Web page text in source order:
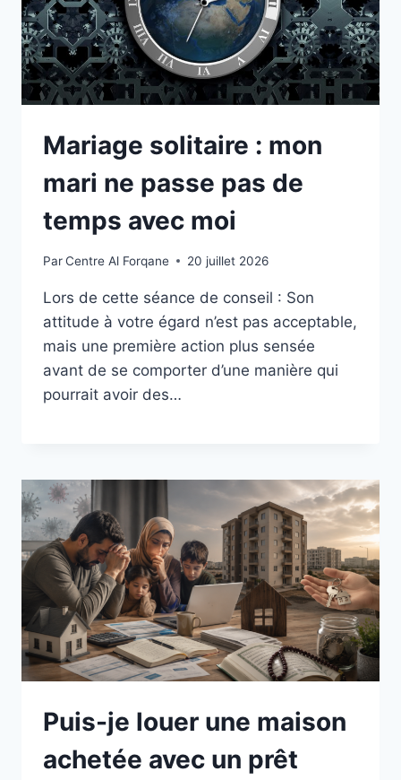
Mariage solitaire : mon
mari ne passe pas de
temps avec moi
ParCentre Al Forqane 20 juillet 2026
Lors de cette séance de conseil : Son
attitude à votre égard n’est pas acceptable,
mais une première action plus sensée
avant de se comporter d’une manière qui
pourrait avoir des…
Puis-je louer une maison
achetée avec un prêt